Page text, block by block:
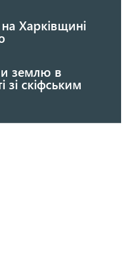
Харківщині
землю в
зі скіфським